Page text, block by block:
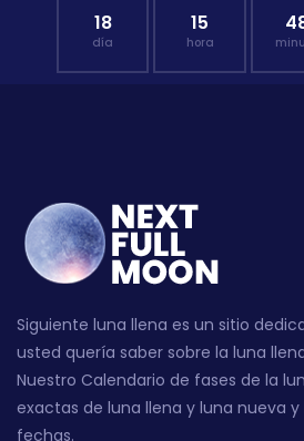
18
día
15
hora
Siguiente luna llena es un sitio
usted quería saber sobre la luna
Nuestro Calendario de fases de la
exactas de luna llena y luna nueva
fechas.